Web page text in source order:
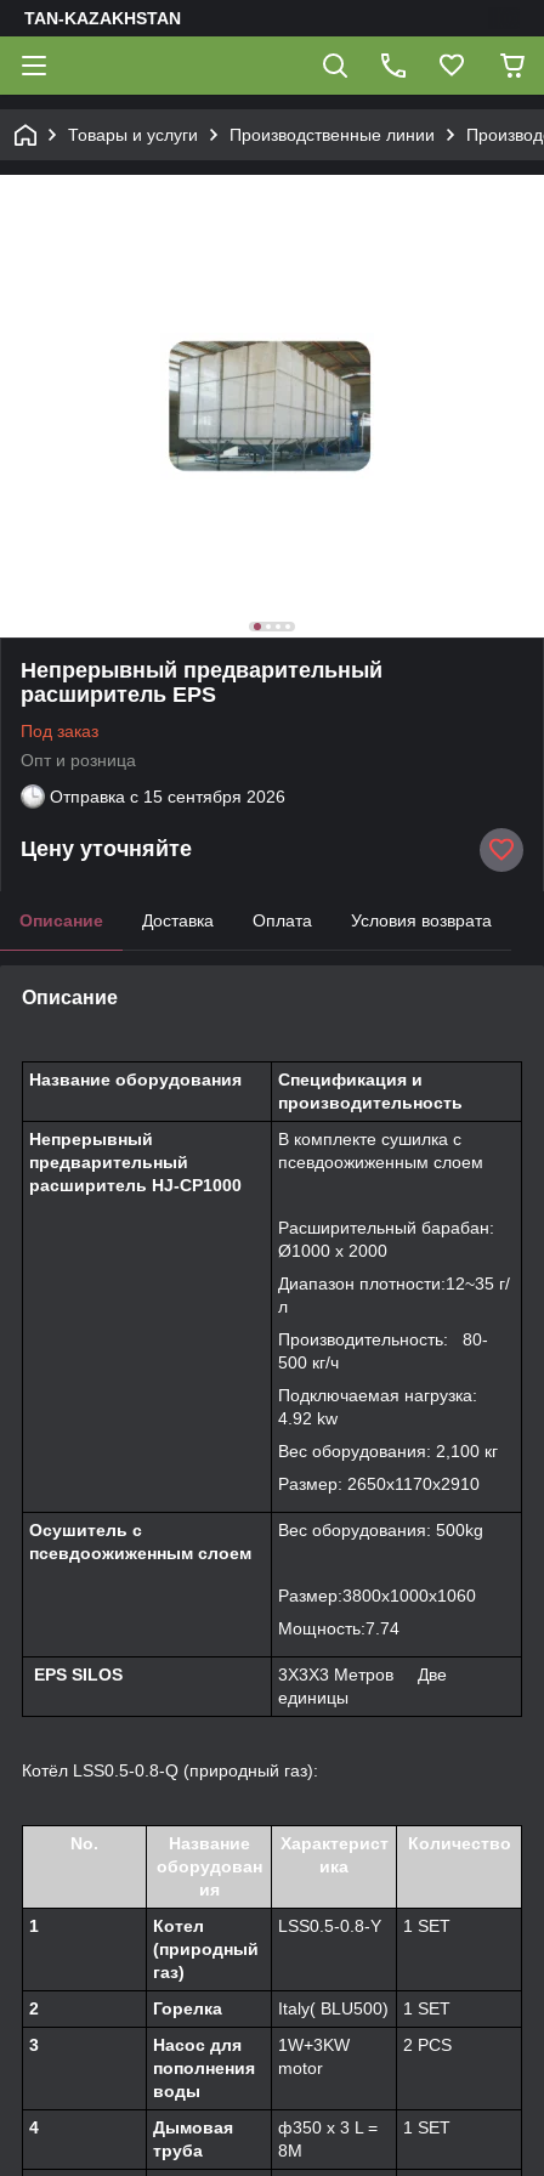
TAN-KAZAKHSTAN
Товары и услуги Производственные линии
Непрерывный предварительный
расширитель EPS
Под заказ
Опт и розница
Отправка с 15 сентября 2026
Цену уточняйте
Описание Доставка Оплата Условия возврата
Описание
Название оборудования
Спецификация и
производительность
Непрерывный
предварительный
расширитель HJ-CP1000
В комплекте сушилка с
псевдоожиженным слоем
Расширительный барабан:
Ø1000 x 2000
Диапазон плотности:12~35 г/
л
Производительность: 80-
500 кг/ч
Подключаемая нагрузка:
4.92 kw
Вес оборудования: 2,100 кг
Размер: 2650x1170x2910
Осушитель с
псевдоожиженным слоем
Вес оборудования: 500kg
Размер:3800x1000x1060
Мощность:7.74
EPS SILOS
3X3X3 Метров Две
единицы
Котёл LSS0.5-0.8-Q (природный газ):
No.
Название
оборудован
ия
Характерист
ика
Количество
1
Котел
(природный
газ)
LSS0.5-0.8-Y 1 SET
2 Горелка Italy( BLU500)
1 SET
3
Насос для
пополнения
воды
1W+3KW
motor
2 PCS
4
Дымовая
труба
ф350 x 3 L =
8M
1 SET